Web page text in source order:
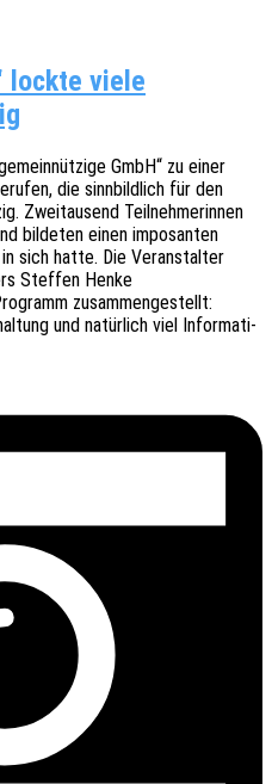
lockte viele
GmbH“ zu einer
die sinn­bild­lich für den
Zwei­tau­send Teil­neh­me­rin­nen
bilde­ten einen impo­san­ten
sich hatte. Die Veran­stal­ter
Stef­fen Henke
zusam­men­ge­stellt:
und natür­lich viel Infor­ma­ti­